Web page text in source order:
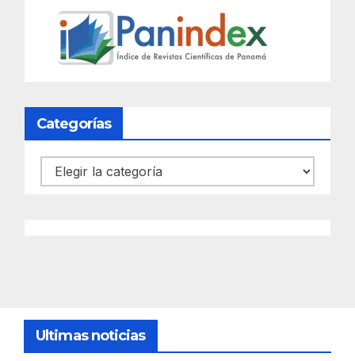
Categorías
Categorías
Ultimas noticias